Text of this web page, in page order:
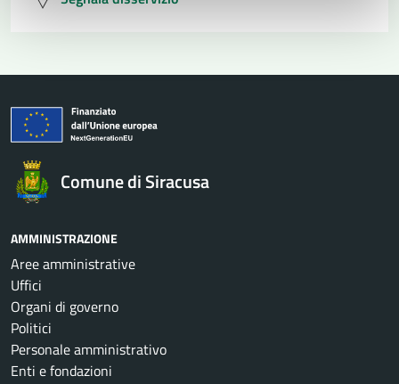
Comune di Siracusa
AMMINISTRAZIONE
Aree amministrative
Uffici
Organi di governo
Politici
Personale amministrativo
Enti e fondazioni